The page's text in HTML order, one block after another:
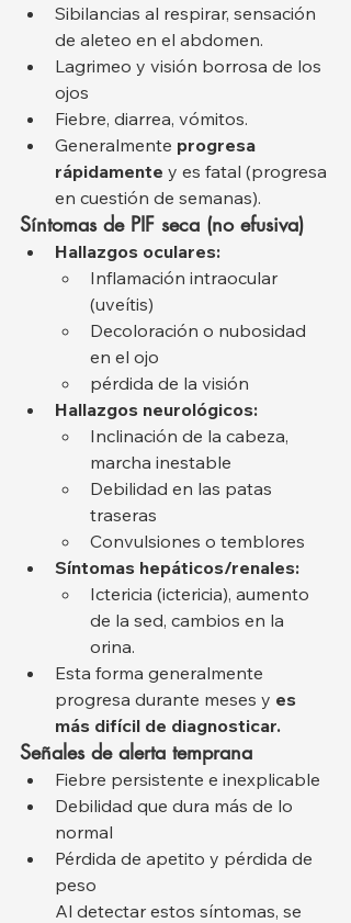
Sibilancias al respirar, sensación
de aleteo en el abdomen.
Lagrimeo y visión borrosa de los
ojos
Fiebre, diarrea, vómitos.
Generalmente progresa
rápidamente y es fatal (progresa
en cuestión de semanas).
Síntomas de PIF seca (no efusiva)
Hallazgos oculares:
Inflamación intraocular
(uveítis)
Decoloración o nubosidad
en el ojo
pérdida de la visión
Hallazgos neurológicos:
Inclinación de la cabeza,
marcha inestable
Debilidad en las patas
traseras
Convulsiones o temblores
Síntomas hepáticos/renales:
Ictericia (ictericia), aumento
de la sed, cambios en la
orina.
Esta forma generalmente
progresa durante meses y es
más difícil de diagnosticar.
Señales de alerta temprana
Fiebre persistente e inexplicable
Debilidad que dura más de lo
normal
Pérdida de apetito y pérdida de
peso
Al detectar estos síntomas, se